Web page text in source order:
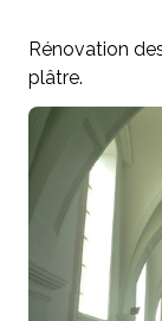
Rénovation
plâtre.